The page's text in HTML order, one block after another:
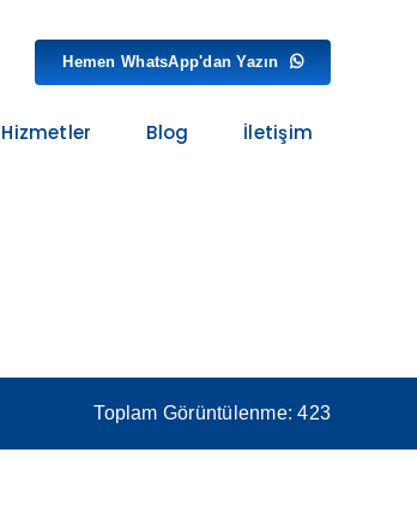
Hemen WhatsApp'dan Yazın
Hizmetler Blog İletişim
Toplam Görüntülenme: 423